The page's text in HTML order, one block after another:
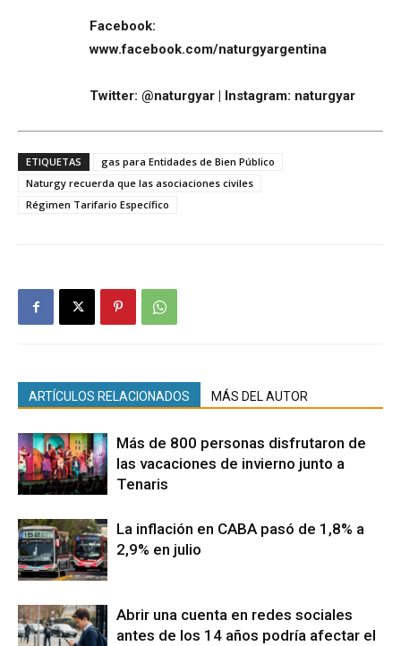
Facebook:
www.facebook.com/naturgyargentina
Twitter: @naturgyar | Instagram: naturgyar
ETIQUETAS
gas para Entidades de Bien Público
Naturgy recuerda que las asociaciones civiles
Régimen Tarifario Específico
ARTÍCULOS RELACIONADOS MÁS DEL AUTOR
Más de 800 personas disfrutaron de
las vacaciones de invierno junto a
Tenaris
La inflación en CABA pasó de 1,8% a
2,9% en julio
Abrir una cuenta en redes sociales
antes de los 14 años podría afectar el